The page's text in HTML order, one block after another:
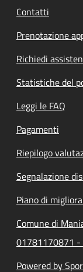
Contatti
Prenotazione
Richiedi
Statistiche del
Leggi le FAQ
Pagamenti
Riepilogo
Segnalazione
Piano di
Comune di
01781170871 -
Powered by